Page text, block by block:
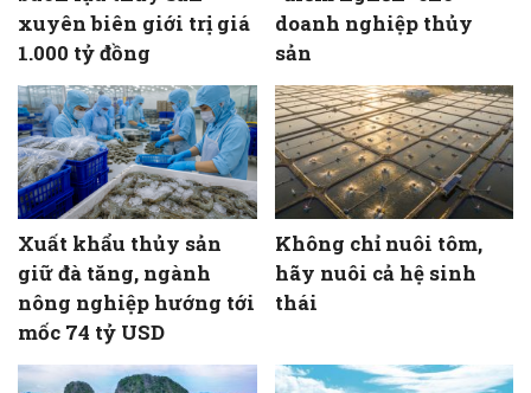
xuyên biên giới trị giá
1.000 tỷ đồng
doanh nghiệp thủy
sản
Xuất khẩu thủy sản
giữ đà tăng, ngành
nông nghiệp hướng tới
mốc 74 tỷ USD
Không chỉ nuôi tôm,
hãy nuôi cả hệ sinh
thái